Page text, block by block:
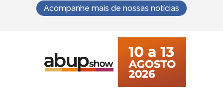
Acompanhe mais de nossas notícias